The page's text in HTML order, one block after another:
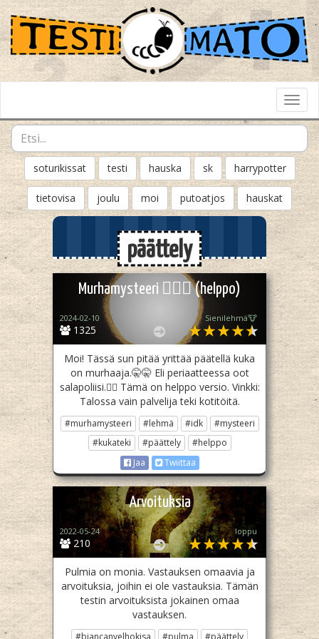
soturikissat testi hauska sk harrypotter
tietovisa joulu moi putoatjos hauskat
päättely
Murhamysteeri 🕵️‍♀️🤫 (helppo)
1325
2024-02-10 Sienilehmä🐮
Moi! Tässä sun pitää yrittää päätellä kuka
on murhaaja.🤫🤫 Eli periaatteessa oot
salapoliisi.🕵️‍♀️ Tämä on helppo versio. Vinkki:
Talossa vain palvelija teki kotitöitä.
#murhamysteeri #lehmä #idk
#mysteeri
#kukateki
#päättely
#helppo
Jaa
Twiittaa
Arvoituksia
210
2022-05-24 loppu
Pulmia on monia. Vastauksen omaavia ja
arvoituksia, joihin ei ole vastauksia. Tämän
testin arvoituksista jokainen omaa
vastauksen.